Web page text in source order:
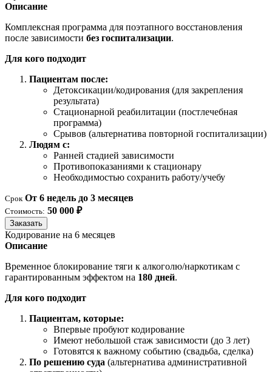
Описание
Комплексная программа для поэтапного восстановления
после зависимости без госпитализации.
Для кого подходит
Пациентам после:
Детоксикации/кодирования (для закрепления
результата)
Стационарной реабилитации (постлечебная
программа)
Срывов (альтернатива повторной госпитализации)
Людям с:
Ранней стадией зависимости
Противопоказаниями к стационару
Необходимостью сохранить работу/учебу
Срок От 6 недель до 3 месяцев
Стоимость: 50 000 ₽
Заказать
Кодирование на 6 месяцев
Описание
Временное блокирование тяги к алкоголю/наркотикам с
гарантированным эффектом на 180 дней.
Для кого подходит
Пациентам, которые:
Впервые пробуют кодирование
Имеют небольшой стаж зависимости (до 3 лет)
Готовятся к важному событию (свадьба, сделка)
По решению суда (альтернатива административной